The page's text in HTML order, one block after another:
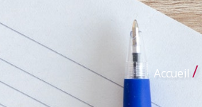
Accueil /